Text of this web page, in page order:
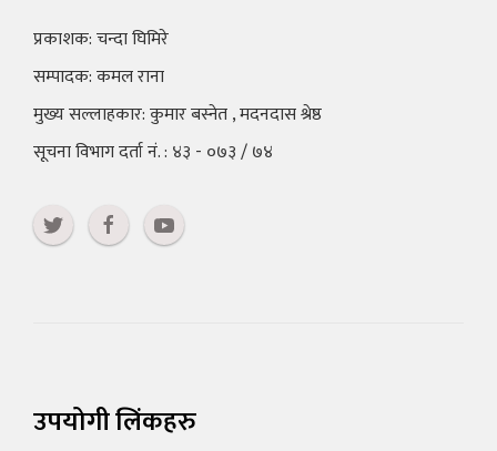
प्रकाशक: चन्दा घिमिरे
सम्पादक: कमल राना
मुख्य सल्लाहकार: कुमार बस्नेत , मदनदास श्रेष्ठ
सूचना विभाग दर्ता नं. : ४३ - ०७३ / ७४
उपयोगी लिंकहरु